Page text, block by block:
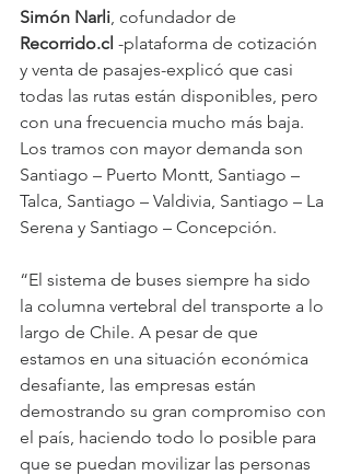
Simón Narli, cofundador de
Recorrido.cl -plataforma de cotización
y venta de pasajes-explicó que casi
todas las rutas están disponibles, pero
con una frecuencia mucho más baja.
Los tramos con mayor demanda son
Santiago – Puerto Montt, Santiago –
Talca, Santiago – Valdivia, Santiago – La
Serena y Santiago – Concepción.
“El sistema de buses siempre ha sido
la columna vertebral del transporte a lo
largo de Chile. A pesar de que
estamos en una situación económica
desafiante, las empresas están
demostrando su gran compromiso con
el país, haciendo todo lo posible para
que se puedan movilizar las personas